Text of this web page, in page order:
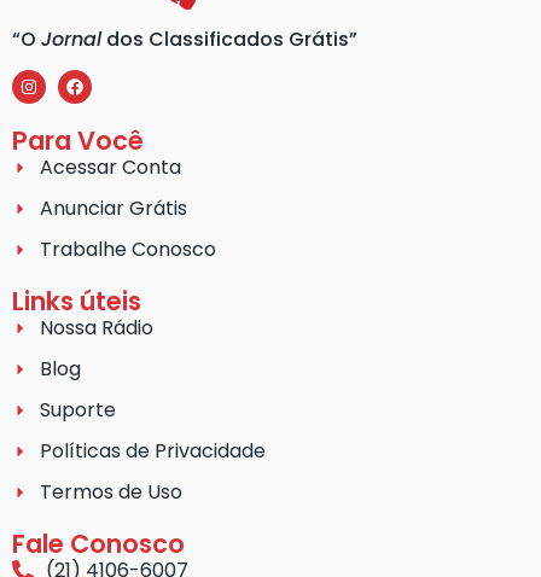
“O Jornaldos Classificados Grátis”
Para Você
Acessar Conta
Anunciar Grátis
Trabalhe Conosco
Links úteis
Nossa Rádio
Blog
Suporte
Políticas de Privacidade
Termos de Uso
Fale Conosco
(21) 4106-6007